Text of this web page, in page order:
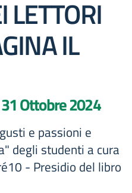
LETTORI
IL
Ottobre 2024
e passioni e
degli studenti a cura
- Presidio del libro